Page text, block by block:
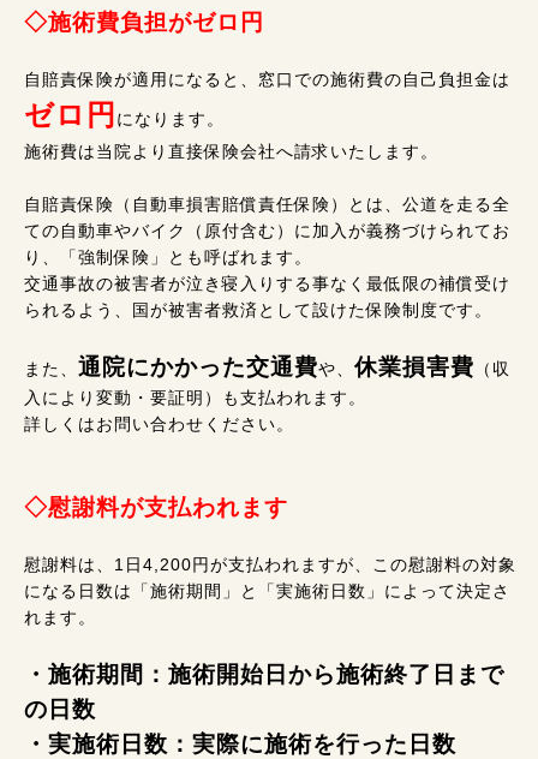
◇施術費負担がゼロ円
自賠責保険が適用になると、窓口での施術費の自己負担金は
ゼロ円 になります。
施術費は当院より直接保険会社へ請求いたします。
自賠責保険（自動車損害賠償責任保険）とは、公道を走る全
ての自動車やバイク（原付含む）に加入が義務づけられてお
り、「強制保険」とも呼ばれます。
交通事故の被害者が泣き寝入りする事なく最低限の補償受け
られるよう、国が被害者救済として設けた保険制度です。
また、 通院にかかった交通費や、 休業損害費 （収
入により変動・要証明）も支払われます。
詳しくはお問い合わせください。
◇慰謝料が支払われます
慰謝料は、1日4,200円が支払われますが、この慰謝料の対象
になる日数は「施術期間」と「実施術日数」によって決定さ
れます。
・施術期間：施術開始日から施術終了日まで
の日数
・実施術日数：実際に施術を行った日数